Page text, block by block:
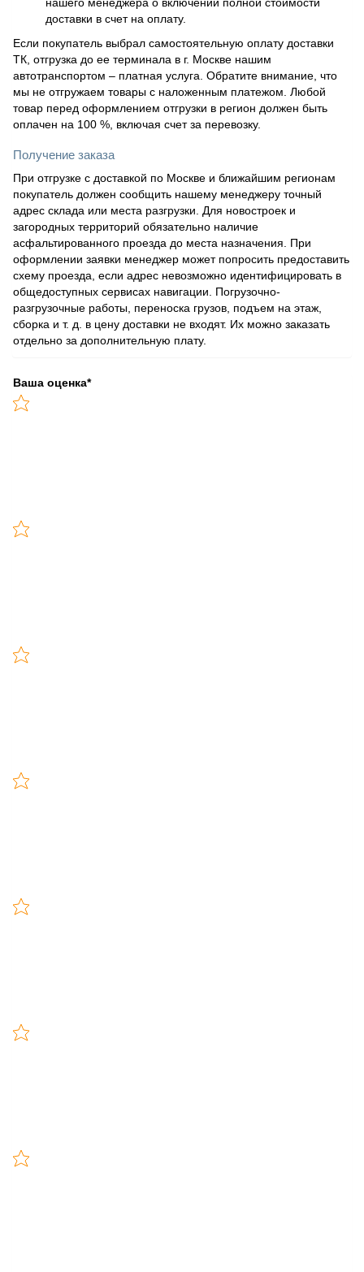
доставки в счет на оплату.
Если покупатель выбрал самостоятельную оплату доставки
ТК, отгрузка до ее терминала в г. Москве нашим
автотранспортом – платная услуга. Обратите внимание, что
мы не отгружаем товары с наложенным платежом. Любой
товар перед оформлением отгрузки в регион должен быть
оплачен на 100 %, включая счет за перевозку.
Получение заказа
При отгрузке с доставкой по Москве и ближайшим регионам
покупатель должен сообщить нашему менеджеру точный
адрес склада или места разгрузки. Для новостроек и
загородных территорий обязательно наличие
асфальтированного проезда до места назначения. При
оформлении заявки менеджер может попросить предоставить
схему проезда, если адрес невозможно идентифицировать в
общедоступных сервисах навигации. Погрузочно-
разгрузочные работы, переноска грузов, подъем на этаж,
сборка и т. д. в цену доставки не входят. Их можно заказать
отдельно за дополнительную плату.
Ваша оценка*